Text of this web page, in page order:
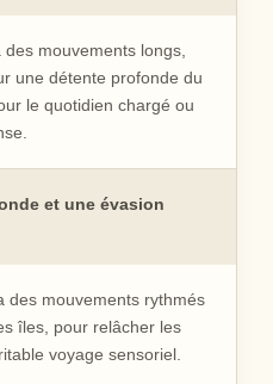
des mouvements longs,
une détente profonde du
le quotidien chargé ou
et une évasion
des mouvements rythmés
îles, pour relâcher les
voyage sensoriel.